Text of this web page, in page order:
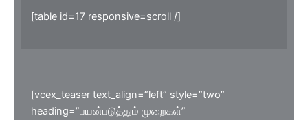
[table id=17 responsive=scroll /]
[vcex_teaser text_align=”left” style=”two”
heading=”பயன்படுத்தும் முறைகள்”